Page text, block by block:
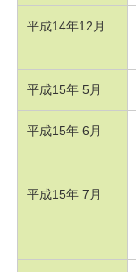
平成14年12月
平成15年 5月
平成15年 6月
平成15年 7月